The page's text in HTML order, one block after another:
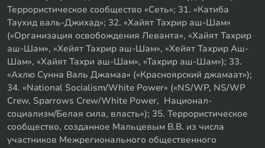
Террористическое сообщество «Сеть»; 31. «Катиба
Таухид валь-Джихад»; 32. «Хайят Тахрир аш-Шам»
(«Организация освобождения Леванта», «Хайят Тахрир
аш-Шам», «Хейят Тахрир аш-Шам», «Хейят Тахрир Аш-
Шам», «Хайят Тахри аш-Шам», «Тахрир аш-Шам»); 33.
«Ахлю Сунна Валь Джамаа» («Красноярский джамаат»);
34. «National Socialism/White Power» («NS/WP, NS/WP
Crew, Sparrows Crew/White Power, Национал-
социализм/Белая сила, власть»); 35. Террористическое
сообщество, созданное Мальцевым В.В. из числа
участников Межрегионального общественного